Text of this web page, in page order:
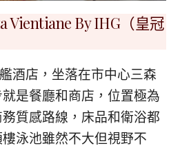
Vientiane By IHG（皇冠
酒店，坐落在市中心三森
是餐廳和商店，位置極為
質感路線，床品和衛浴都
泳池雖然不大但視野不